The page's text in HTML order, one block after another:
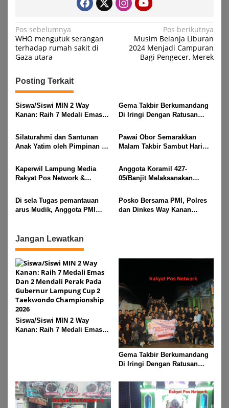
Navigasi
pos
Pos sebelumnya
WHO mengutuk serangan
terhadap rumah sakit di
Gaza utara
Pos berikutnya
Musim Belanja Liburan
2024 Menjadi Campuran
Bagi Pengecer, Merek
Posting Terkait
Siswa/Siswi MIN 2 Way
Kanan: Raih 7 Medali Emas
Gubernur Lampung Cup 2
Taekwondo Championship
Gema Takbir Berkumandang
Di Iringi Dengan Ratusan
Rayakan Kemenangan Idul
Fitri 1447 H
Silaturahmi dan Santunan
Anak Yatim oleh Pimpinan PT
Idul Fitri di Way Kanan
Pawai Obor Semarakkan
Malam Takbir Sambut Hari
M, Di Kampung Simpang
Asam, Kecamatan Banjit
Kaperwil Lampung Media
Rakyat Pos Network &
Network,Tergabung Di Forum
DPC KWRI, Way Kanan :
Mengucapkan Selamat Hari
Anggota Koramil 427-
05/Banjit Melaksanakan
ogoh Di Wilayah Bali Sadhar,
Kecamatan Banjit
Di sela Tugas pemantauan
arus Mudik, Anggota PMI
Demi Selamatkan Nyawa
Bocah 7 Tahun
Posko Bersama PMI, Polres
dan Dinkes Way Kanan
Jangan Lewatkan
Siswa/Siswi MIN 2 Way
Kanan: Raih 7 Medali Emas
Gema Takbir Berkumandang
Di Iringi Dengan Ratusan
Rayakan Kemenangan Idul
Fitri 1447 H